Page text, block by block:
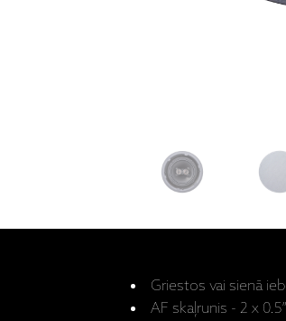
Griestos vai sienā
AF skaļrunis - 2 x